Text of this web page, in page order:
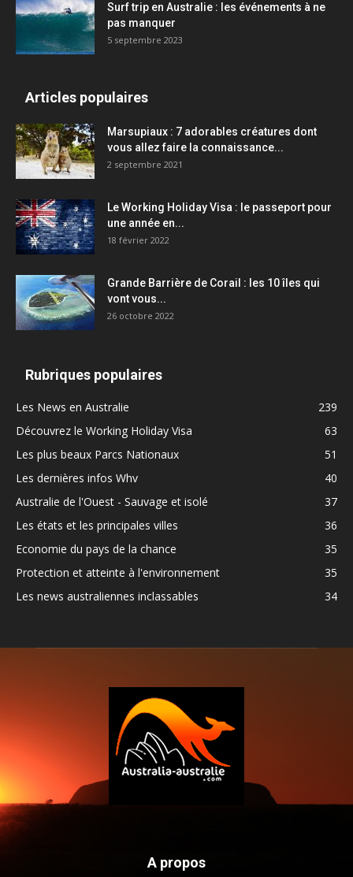
Surf trip en Australie : les événements à ne
pas manquer
5 septembre 2023
Articles populaires
Marsupiaux : 7 adorables créatures dont
vous allez faire la connaissance...
2 septembre 2021
Le Working Holiday Visa : le passeport pour
une année en...
18 février 2022
Grande Barrière de Corail : les 10 îles qui
vont vous...
26 octobre 2022
Rubriques populaires
Les News en Australie
239
Découvrez le Working Holiday Visa
63
Les plus beaux Parcs Nationaux
51
Les dernières infos Whv
40
Australie de l'Ouest - Sauvage et isolé
37
Les états et les principales villes
36
Economie du pays de la chance
35
Protection et atteinte à l'environnement
35
Les news australiennes inclassables
34
A propos